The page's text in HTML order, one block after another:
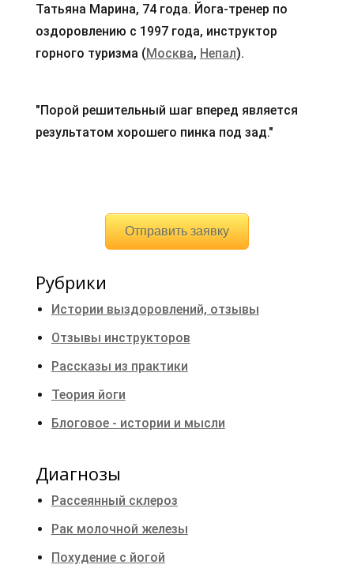
Татьяна Марина, 74 года. Йога-тренер по
оздоровлению с 1997 года, инструктор
горного туризма (Москва, Непал).
"Порой решительный шаг вперед является
результатом хорошего пинка под зад."
Отправить заявку
Рубрики
Истории выздоровлений, отзывы
Отзывы инструкторов
Рассказы из практики
Теория йоги
Блоговое - истории и мысли
Диагнозы
Рассеянный склероз
Рак молочной железы
Похудение с йогой